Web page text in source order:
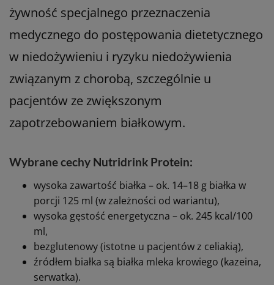
żywność specjalnego przeznaczenia
medycznego do postępowania dietetycznego
w niedożywieniu i ryzyku niedożywienia
związanym z chorobą, szczególnie u
pacjentów ze zwiększonym
zapotrzebowaniem białkowym.
Wybrane cechy Nutridrink Protein:
wysoka zawartość białka – ok. 14–18 g białka w
porcji 125 ml (w zależności od wariantu),
wysoka gęstość energetyczna – ok. 245 kcal/100
ml,
bezglutenowy (istotne u pacjentów z celiakią),
źródłem białka są białka mleka krowiego (kazeina,
serwatka).